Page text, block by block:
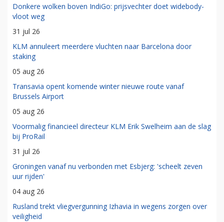
Donkere wolken boven IndiGo: prijsvechter doet widebody-
vloot weg
31 jul 26
KLM annuleert meerdere vluchten naar Barcelona door
staking
05 aug 26
Transavia opent komende winter nieuwe route vanaf
Brussels Airport
05 aug 26
Voormalig financieel directeur KLM Erik Swelheim aan de slag
bij ProRail
31 jul 26
Groningen vanaf nu verbonden met Esbjerg: 'scheelt zeven
uur rijden'
04 aug 26
Rusland trekt vliegvergunning Izhavia in wegens zorgen over
veiligheid